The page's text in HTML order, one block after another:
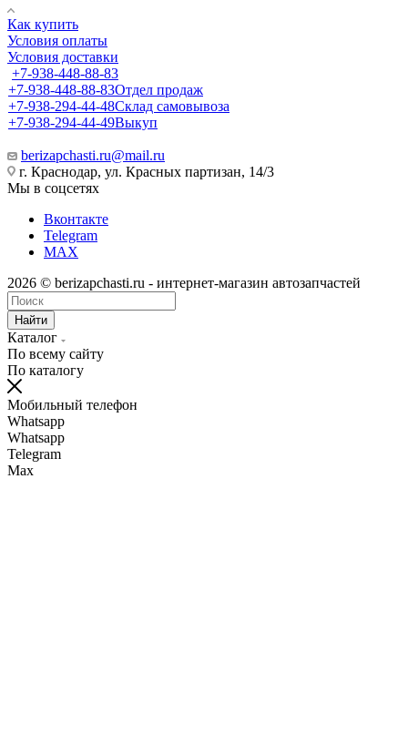
Как купить
Условия оплаты
Условия доставки
+7-938-448-88-83
+7-938-448-88-83Отдел продаж
+7-938-294-44-48Склад самовывоза
+7-938-294-44-49Выкуп
berizapchasti.ru@mail.ru
г. Краснодар, ул. Красных партизан, 14/3
Мы в соцсетях
Вконтакте
Telegram
MAX
2026 © berizapchasti.ru - интернет-магазин автозапчастей
Найти
Каталог
По всему сайту
По каталогу
Мобильный телефон
Whatsapp
Whatsapp
Telegram
Max